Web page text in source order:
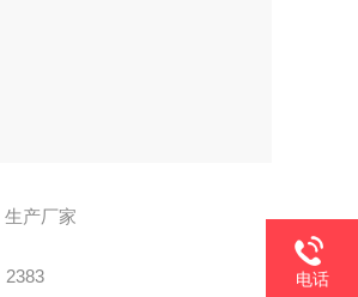
生产厂家
2383 电话